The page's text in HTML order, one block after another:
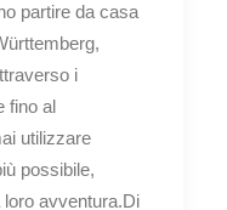
partire da casa
i
fino al
utilizzare
possibile,
avventura.Di